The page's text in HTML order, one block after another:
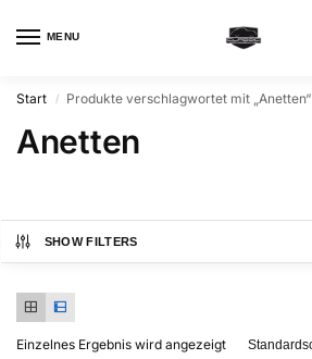
MENU
Start / Produkte verschlagwortet mit „Anetten“
Anetten
SHOW FILTERS
Einzelnes Ergebnis wird angezeigt